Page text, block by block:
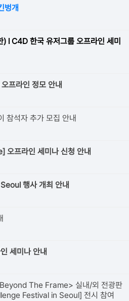
벙개
l C4D 한국 유저그룹 오프라인 세미
프라인 정모 안내
참석자 추가 모집 안내
오프라인 세미나 신청 안내
행사 개최 안내
세미나 안내
The Frame> 실내/외 전광판
Festival in Seoul] 전시 참여